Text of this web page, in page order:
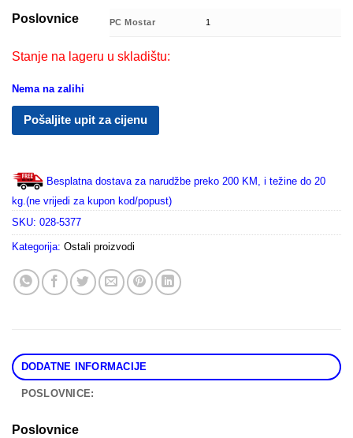
Poslovnice PC Mostar 1
Stanje na lageru u skladištu:
Nema na zalihi
Pošaljite upit za cijenu
Besplatna dostava za narudžbe preko 200 KM, i težine do 20
kg.(ne vrijedi za kupon kod/popust)
SKU: 028-5377
Kategorija: Ostali proizvodi
DODATNE INFORMACIJE
POSLOVNICE:
Poslovnice